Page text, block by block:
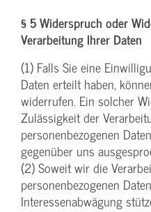
§ 5 Widerspruch oder
Verarbeitung Ihrer Daten
(1) Falls Sie eine
Daten erteilt haben,
widerrufen. Ein solcher
Zulässigkeit der
personenbezogenen
gegenüber uns
(2) Soweit wir die
personenbezogenen
Interessenabwägung